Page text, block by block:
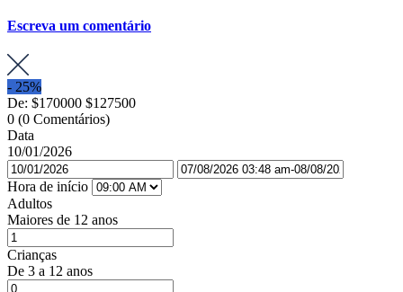
Escreva um comentário
- 25%
De: $170000 $127500
0 (0 Comentários)
Data
10/01/2026
Hora de início
Adultos
Maiores de 12 anos
Crianças
De 3 a 12 anos